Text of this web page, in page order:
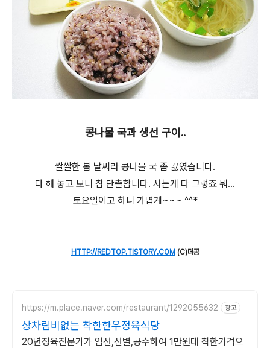
콩나물 국과 생선 구이..
쌀쌀한 봄 날씨라 콩나물 국 좀 끓였습니다.
다 해 놓고 보니 참 단촐합니다. 사는게 다 그렇죠 뭐...
토요일이고 하니 가볍게~~~ ^^*
HTTP://REDTOP.TISTORY.COM (C)더공
https://m.place.naver.com/restaurant/1292055632 광고
상차림비없는 착한한우정육식당
20년정육전문가가 엄선,선별,공수하여 1만원대 착한가격으